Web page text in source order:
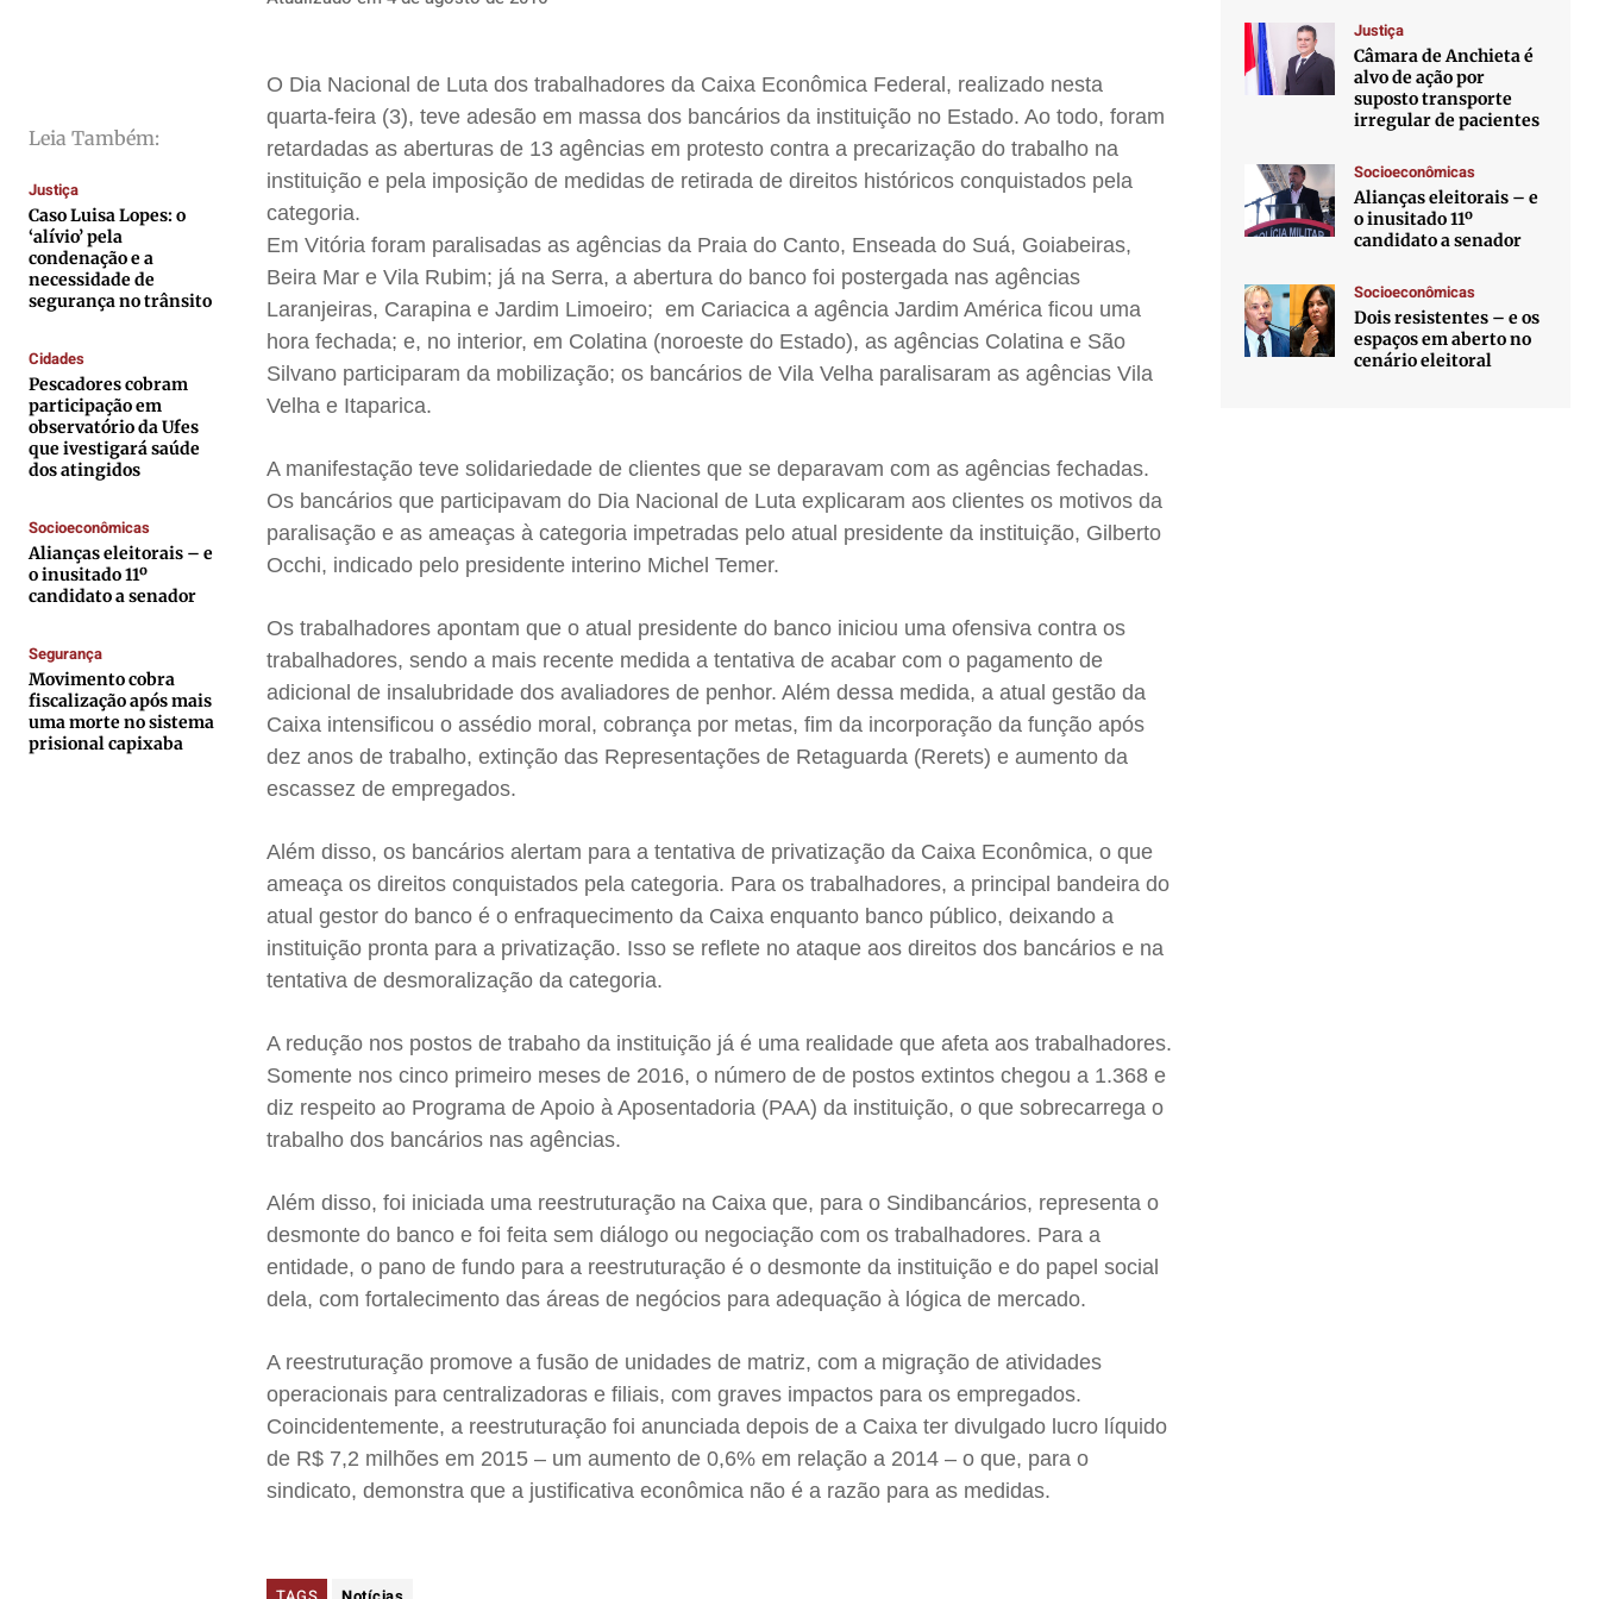
Colunas
Gustavo Bastos
Jr Mignone (in memorian)
Wanda Sily
Publicidade Legal
Anuncie
Quem Somos
Contato
Anuncie
Termos de Uso
Privacidade
Colunas
Gustavo Bastos
Jr Mignone (in memorian)
Wanda Sily
Publicidade Legal
Anuncie
Quem Somos
Contato
Anuncie
Termos de Uso
Privacidade
Colunas
Gustavo Bastos
Jr Mignone (in memorian)
Wanda Sily
Publicidade Legal
Anuncie
Quem Somos
Contato
Anuncie
Termos de Uso
Privacidade
Colunas
Gustavo Bastos
Jr Mignone (in memorian)
Wanda Sily
Publicidade Legal
Anuncie
Quem Somos
Contato
Anuncie
Termos de Uso
Privacidade
Leia Também:
Justiça
Caso Luisa Lopes: o
‘alívio’ pela
condenação e a
necessidade de
segurança no trânsito
Cidades
Pescadores cobram
participação em
observatório da Ufes
que ivestigará saúde
dos atingidos
Socioeconômicas
Alianças eleitorais – e
o inusitado 11º
candidato a senador
Segurança
Movimento cobra
fiscalização após mais
uma morte no sistema
prisional capixaba
O Dia Nacional de Luta dos trabalhadores da Caixa Econômica Federal, realizado nesta
quarta-feira (3), teve adesão em massa dos bancários da instituição no Estado. Ao todo, foram
retardadas as aberturas de 13 agências em protesto contra a precarização do trabalho na
instituição e pela imposição de medidas de retirada de direitos históricos conquistados pela
categoria.
Em Vitória foram paralisadas as agências da Praia do Canto, Enseada do Suá, Goiabeiras,
Beira Mar e Vila Rubim; já na Serra, a abertura do banco foi postergada nas agências
Laranjeiras, Carapina e Jardim Limoeiro; em Cariacica a agência Jardim América ficou uma
hora fechada; e, no interior, em Colatina (noroeste do Estado), as agências Colatina e São
Silvano participaram da mobilização; os bancários de Vila Velha paralisaram as agências Vila
Velha e Itaparica.
A manifestação teve solidariedade de clientes que se deparavam com as agências fechadas.
Os bancários que participavam do Dia Nacional de Luta explicaram aos clientes os motivos da
paralisação e as ameaças à categoria impetradas pelo atual presidente da instituição, Gilberto
Occhi, indicado pelo presidente interino Michel Temer.
Os trabalhadores apontam que o atual presidente do banco iniciou uma ofensiva contra os
trabalhadores, sendo a mais recente medida a tentativa de acabar com o pagamento de
adicional de insalubridade dos avaliadores de penhor. Além dessa medida, a atual gestão da
Caixa intensificou o assédio moral, cobrança por metas, fim da incorporação da função após
dez anos de trabalho, extinção das Representações de Retaguarda (Rerets) e aumento da
escassez de empregados.
Além disso, os bancários alertam para a tentativa de privatização da Caixa Econômica, o que
ameaça os direitos conquistados pela categoria. Para os trabalhadores, a principal bandeira do
atual gestor do banco é o enfraquecimento da Caixa enquanto banco público, deixando a
instituição pronta para a privatização. Isso se reflete no ataque aos direitos dos bancários e na
tentativa de desmoralização da categoria.
A redução nos postos de trabaho da instituição já é uma realidade que afeta aos trabalhadores.
Somente nos cinco primeiro meses de 2016, o número de de postos extintos chegou a 1.368 e
diz respeito ao Programa de Apoio à Aposentadoria (PAA) da instituição, o que sobrecarrega o
trabalho dos bancários nas agências.
Além disso, foi iniciada uma reestruturação na Caixa que, para o Sindibancários, representa o
desmonte do banco e foi feita sem diálogo ou negociação com os trabalhadores. Para a
entidade, o pano de fundo para a reestruturação é o desmonte da instituição e do papel social
dela, com fortalecimento das áreas de negócios para adequação à lógica de mercado.
A reestruturação promove a fusão de unidades de matriz, com a migração de atividades
operacionais para centralizadoras e filiais, com graves impactos para os empregados.
Coincidentemente, a reestruturação foi anunciada depois de a Caixa ter divulgado lucro líquido
de R$ 7,2 milhões em 2015 – um aumento de 0,6% em relação a 2014 – o que, para o
sindicato, demonstra que a justificativa econômica não é a razão para as medidas.
Justiça
Câmara de Anchieta é
alvo de ação por
suposto transporte
irregular de pacientes
Socioeconômicas
Alianças eleitorais – e
o inusitado 11º
candidato a senador
Socioeconômicas
Dois resistentes – e os
espaços em aberto no
cenário eleitoral